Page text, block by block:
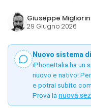
Giuseppe
29 Giugno 2026
Nuovo sistema
iPhoneItalia ha un
nuovo e nativo!
e potrai subito
Prova la nuova